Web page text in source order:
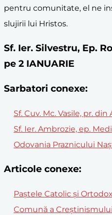
pentru comunitate, el ne
slujirii lui Hristos.
Sf. Ier. Silvestru, Ep.
pe 2 IANUARIE
Sarbatori conexe:
Sf. Cuv. Mc. Vasile, pr. din
Sf. Ier. Ambrozie, ep.
Odovania Praznicului
Articole conexe:
Paștele Catolic și
Comună a Creștinismului